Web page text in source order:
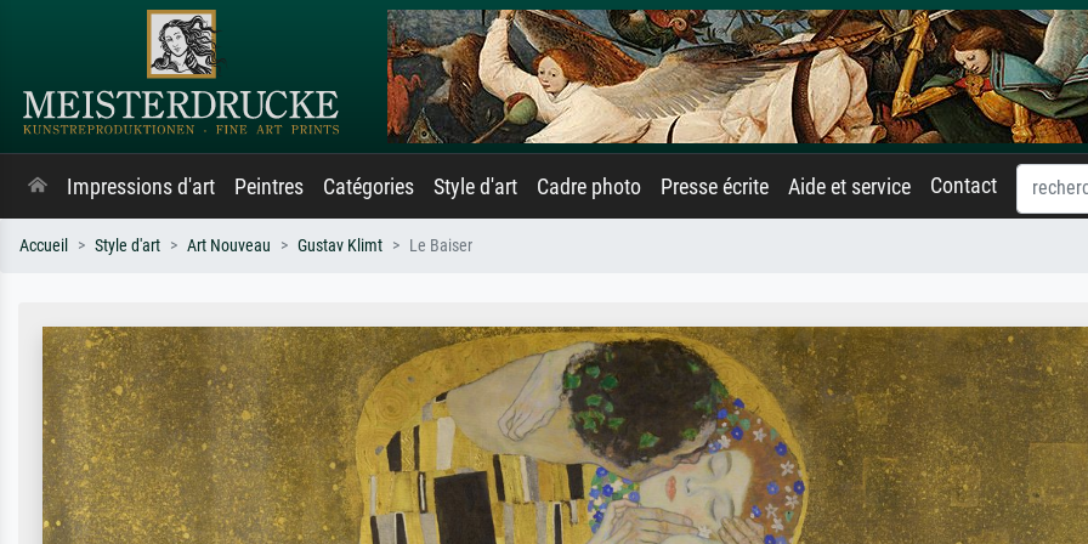
Impressions d'art Peintres Catégories Style d'art Cadre photo Presse écrite Aide et service Contact
Accueil Style d'art Art Nouveau Gustav Klimt Le Baiser